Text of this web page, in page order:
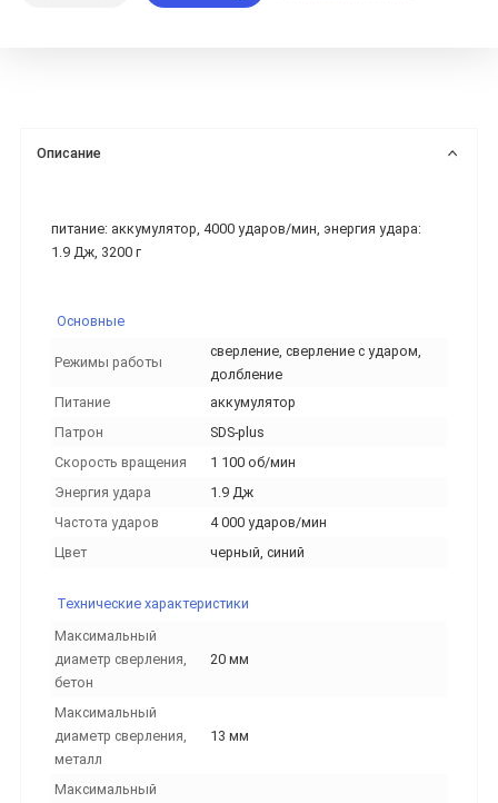
Описание
питание: аккумулятор, 4000 ударов/мин, энергия удара:
1.9 Дж, 3200 г
Основные
Режимы работы
сверление, сверление с ударом,
долбление
Питание
аккумулятор
Патрон
SDS-plus
Скорость вращения
1 100 об/мин
Энергия удара
1.9 Дж
Частота ударов
4 000 ударов/мин
Цвет
черный, синий
Технические характеристики
Максимальный
диаметр сверления,
бетон
20 мм
Максимальный
диаметр сверления,
металл
13 мм
Максимальный